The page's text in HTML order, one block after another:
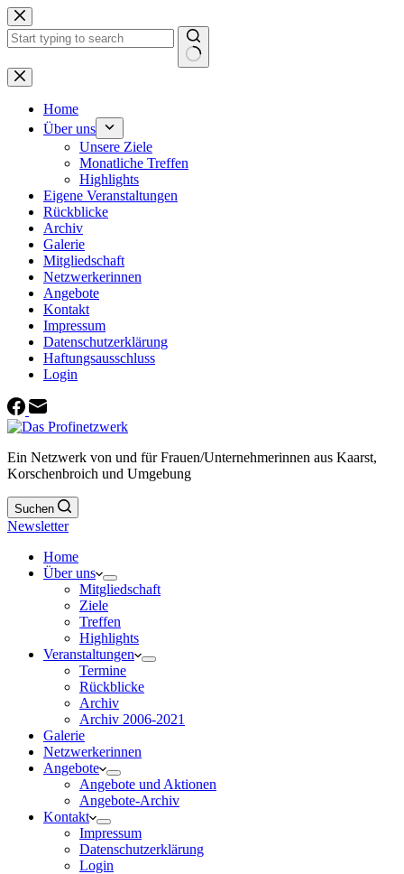
Zum
Inhalt
springen
Keine
Ergebnisse
Home
Über uns
Unsere Ziele
Monatliche Treffen
Highlights
Eigene Veranstaltungen
Rückblicke
Archiv
Galerie
Mitgliedschaft
Netzwerkerinnen
Angebote
Kontakt
Impressum
Datenschutzerklärung
Haftungsausschluss
Login
Ein Netzwerk von und für Frauen/Unternehmerinnen aus Kaarst,
Korschenbroich und Umgebung
Suchen
Newsletter
Home
Über uns
Mitgliedschaft
Ziele
Treffen
Highlights
Veranstaltungen
Termine
Rückblicke
Archiv
Archiv 2006-2021
Galerie
Netzwerkerinnen
Angebote
Angebote und Aktionen
Angebote-Archiv
Kontakt
Impressum
Datenschutzerklärung
Login